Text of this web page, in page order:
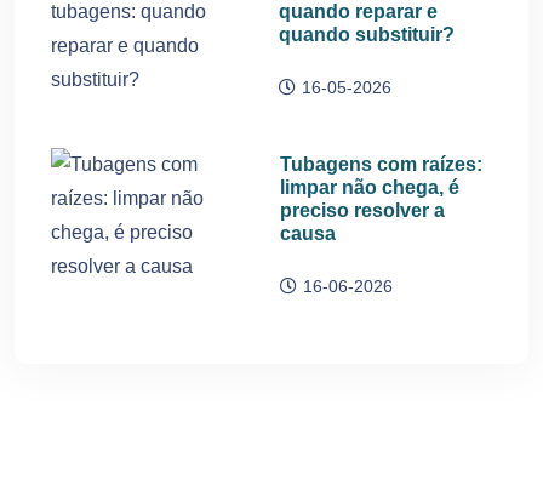
quando reparar e
quando substituir?
16-05-2026
Tubagens com raízes:
limpar não chega, é
preciso resolver a
causa
16-06-2026